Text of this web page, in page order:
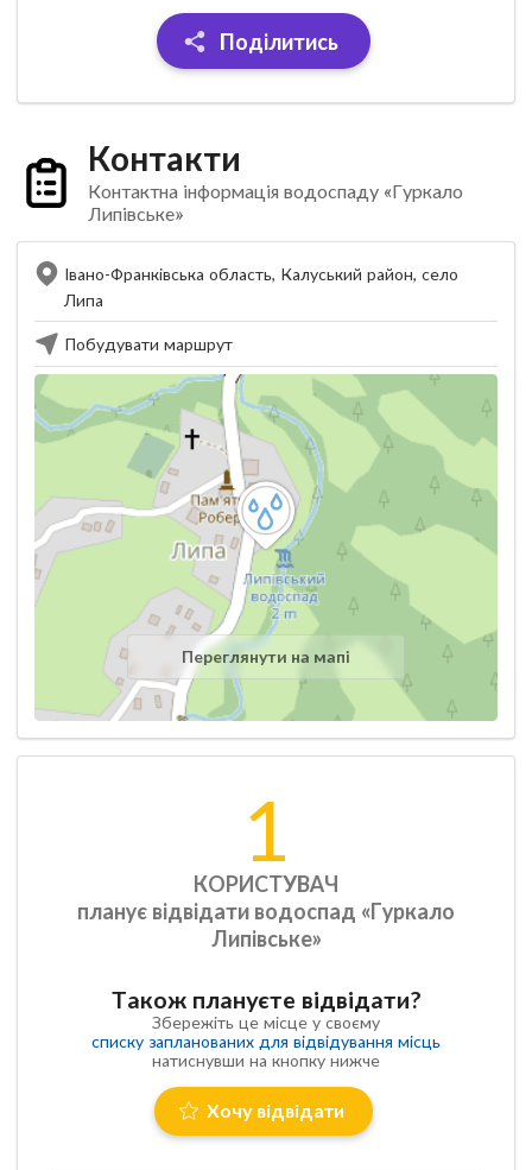
Поділитись
Контакти
Контактна інформація водоспаду «Гуркало
Липівське»
Івано-Франківська область, Калуський район, село
Липа
Побудувати маршрут
Переглянути на мапі
1
КОРИСТУВАЧ
планує відвідати водоспад «Гуркало
Липівське»
Також плануєте відвідати?
Збережіть це місце у своєму
списку запланованих для відвідування місць
натиснувши на кнопку нижче
Хочу відвідати